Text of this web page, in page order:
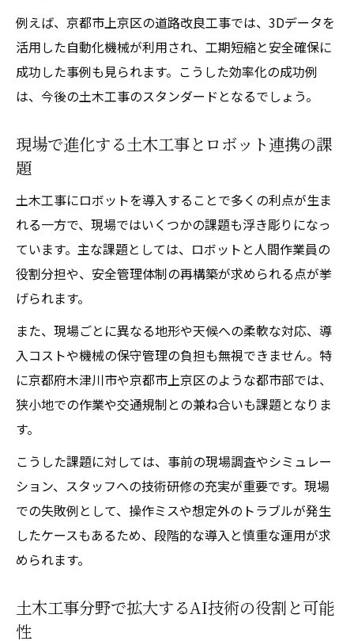
分析
ロボティクス活用で変化する土木工事の作
業効率
現場職員が語る土木工事ロボットの導入メ
土木工事におけるロボット導入後の課題と
ロボティクス導入で実現する土木工事の効
率革新
例えば、京都市上京区の道路改良工事では、3Dデータを
活用した自動化機械が利用され、工期短縮と安全確保に
成功した事例も見られます。こうした効率化の成功例
は、今後の土木工事のスタンダードとなるでしょう。
現場で進化する土木工事とロボット連携の課
題
土木工事にロボットを導入することで多くの利点が生ま
れる一方で、現場ではいくつかの課題も浮き彫りになっ
ています。主な課題としては、ロボットと人間作業員の
役割分担や、安全管理体制の再構築が求められる点が挙
げられます。
また、現場ごとに異なる地形や天候への柔軟な対応、導
入コストや機械の保守管理の負担も無視できません。特
に京都府木津川市や京都市上京区のような都市部では、
狭小地での作業や交通規制との兼ね合いも課題となりま
す。
こうした課題に対しては、事前の現場調査やシミュレー
ション、スタッフへの技術研修の充実が重要です。現場
での失敗例として、操作ミスや想定外のトラブルが発生
したケースもあるため、段階的な導入と慎重な運用が求
められます。
土木工事分野で拡大するAI技術の役割と可能
性